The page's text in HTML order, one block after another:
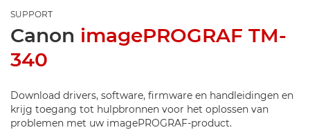
SUPPORT
Canon imagePROGRAF TM-
340
Download drivers, software, firmware en handleidingen en
krijg toegang tot hulpbronnen voor het oplossen van
problemen met uw imagePROGRAF-product.